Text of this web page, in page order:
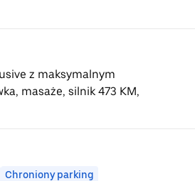
z maksymalnym
masaże, silnik 473 KM,
Chroniony parking